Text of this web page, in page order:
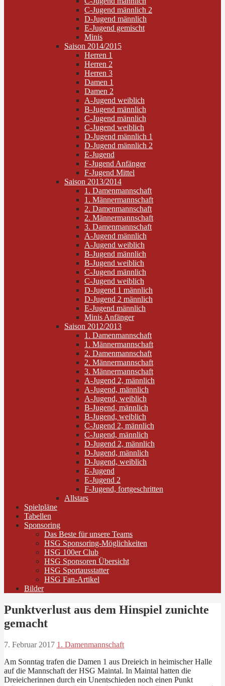
C-Jugend männlich 2
D-Jugend männlich
E-Jugend gemischt
Minis
Saison 2014/2015
Herren 1
Herren 2
Herren 3
Damen 1
Damen 2
A-Jugend weiblich
B-Jugend männlich
C-Jugend männlich
C-Jugend weiblich
D-Jugend männlich 1
D-Jugend männlich 2
E-Jugend
F-Jugend Anfänger
F-Jugend Mittel
Saison 2013/2014
1. Damenmannschaft
1. Männermannschaft
2. Damenmannschaft
2. Männermannschaft
3. Damenmannschaft
A-Jugend männlich
A-Jugend weiblich
B-Jugend männlich
B-Jugend weiblich
C-Jugend männlich
C-Jugend weiblich
D-Jugend 1 männlich
D-Jugend 2 männlich
E-Jugend männlich
Minis Anfänger
Saison 2012/2013
1. Damenmannschaft
1. Männermannschaft
2. Damenmannschaft
2. Männermannschaft
3. Männermannschaft
A-Jugend 2, männlich
A-Jugend, männlich
A-Jugend, weiblich
B-Jugend, männlich
B-Jugend, weiblich
C-Jugend 2, männlich
C-Jugend, männlich
D-Jugend 2, männlich
D-Jugend, männlich
D-Jugend, weiblich
E-Jugend
E-Jugend 2
F-Jugend, fortgeschritten
Allstars
Spielpläne
Tabellen
Sponsoring
Das Beste für unsere Teams
HSG Sponsoring-Möglichkeiten
HSG 100er Club
HSG Sponsoren Übersicht
HSG Sportausstatter
HSG Fan-Artikel
Bilder
Punktverlust aus dem Hinspiel zunichte
gemacht
7. Februar 2017 1. Damenmannschaft
Am Sonntag trafen die Damen 1 aus Dreieich in heimischer Halle
auf die Mannschaft der HSG Maintal. In Maintal hatten die
Dreieicherinnen durch ein Unentschieden noch einen Punkt